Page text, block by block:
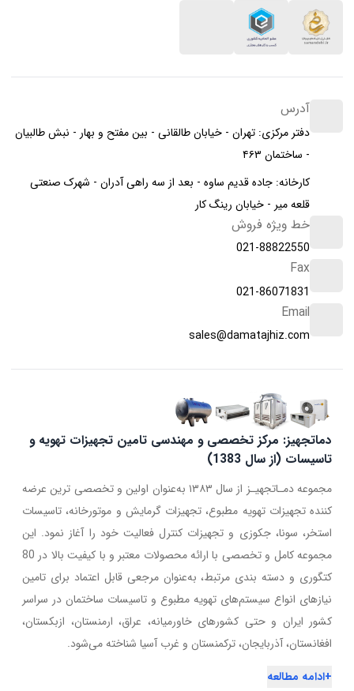
آدرس
دفتر مرکزی: تهران - خیابان طالقانی - بین مفتح و بهار - نبش طالبیان
- ساختمان ۴۶۳
کارخانه: جاده قدیم ساوه - بعد از سه راهی آدران - شهرک صنعتی
قلعه میر - خیابان رینگ کار
خط ویژه فروش
021-88822550
Fax
021-86071831
Email
sales@damatajhiz.com
دماتجهیز: مرکز تخصصی و مهندسی تامین تجهیزات تهویه و
تاسیسات (از سال 1383)
مجموعه دمـاتجهیـز از سال ۱۳۸۳ به‌عنوان اولین و تخصصی ترین عرضه
کننده تجهیزات تهویه مطبوع، تجهیزات گرمایش و موتورخانه، تاسیسات
استخر، سونا، جکوزی و تجهیزات کنترل فعالیت خود را آغاز نمود. این
مجموعه کامل و تخصصی با ارائه محصولات معتبر و با کیفیت بالا در 80
کتگوری و دسته بندی مرتبط، به‌عنوان مرجعی قابل اعتماد برای تامین
نیازهای انواع سیستم‌های تهویه مطبوع و تاسیسات ساختمان در سراسر
کشور ایران و حتی کشورهای خاورمیانه، عراق، ارمنستان، ازبکستان،
افغانستان، آذربایجان، ترکمنستان و غرب آسیا شناخته می‌شود.
+ادامه مطالعه